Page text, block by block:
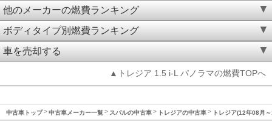
他のメーカーの燃費ランキング
ボディタイプ別燃費ランキング
車を売却する
▲トレジア 1.5 i-L パノラマの燃費TOPへ
中古車トップ 中古車メーカー一覧 スバルの中古車 トレジアの中古車 トレジア(12年08月